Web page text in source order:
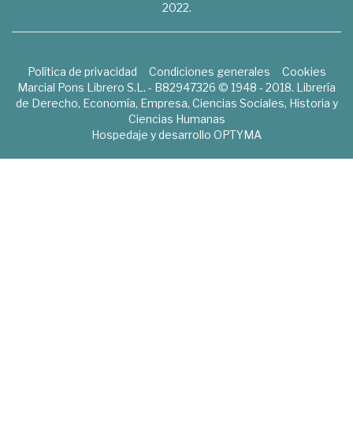
2022.
Política de privacidad Condiciones generales
Cookies
Marcial Pons Librero S.L. - B82947326 © 1948 - 2018. Librería
de Derecho, Economía, Empresa, Ciencias Sociales, Historia y
Ciencias Humanas
Hospedaje y desarrollo OPTYMA